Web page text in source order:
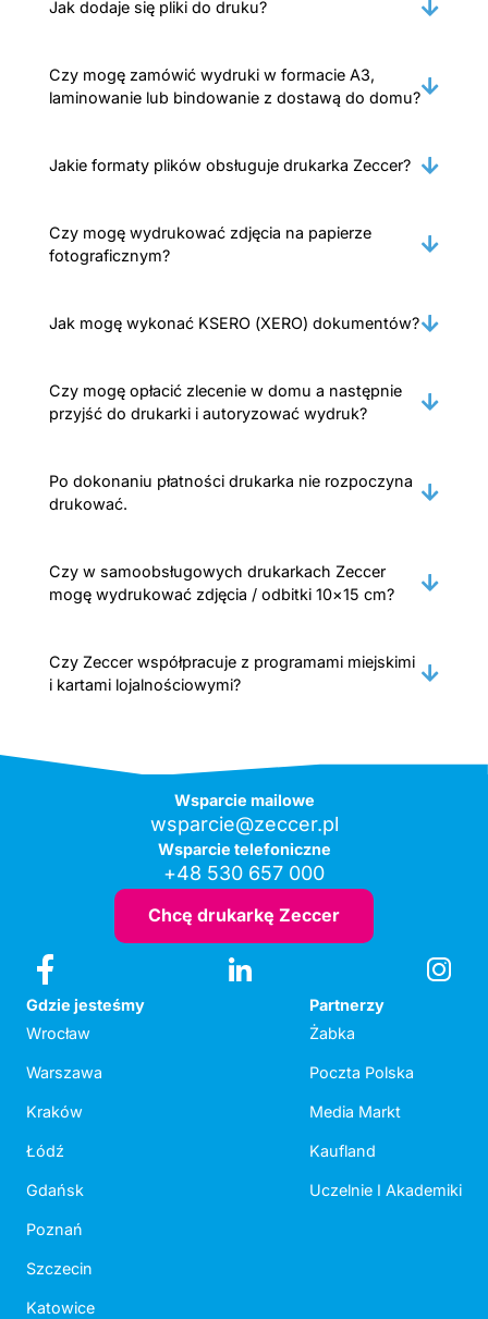
Jak dodaje się pliki do druku?
Czy mogę zamówić wydruki w formacie A3,
laminowanie lub bindowanie z dostawą do domu?
Jakie formaty plików obsługuje drukarka Zeccer?
Czy mogę wydrukować zdjęcia na papierze
fotograficznym?
Jak mogę wykonać KSERO (XERO) dokumentów?
Czy mogę opłacić zlecenie w domu a następnie
przyjść do drukarki i autoryzować wydruk?
Po dokonaniu płatności drukarka nie rozpoczyna
drukować.
Czy w samoobsługowych drukarkach Zeccer
mogę wydrukować zdjęcia / odbitki 10×15 cm?
Czy Zeccer współpracuje z programami miejskimi
i kartami lojalnościowymi?
Wsparcie mailowe
wsparcie@zeccer.pl
Wsparcie telefoniczne
+48 530 657 000
Chcę drukarkę Zeccer
Gdzie jesteśmy
Wrocław
Warszawa
Kraków
Łódź
Gdańsk
Poznań
Szczecin
Katowice
Partnerzy
Żabka
Poczta Polska
Media Markt
Kaufland
Uczelnie I Akademiki